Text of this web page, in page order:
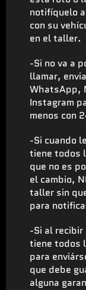
notifíquelo
con su
en el taller.
-Si no va a
llamar,
WhatsApp,
Instagram
menos con
-Si cuando
tiene todos
que no es
el cambio,
taller sin
para
-Si al
tiene todos
para
que debe
alguna